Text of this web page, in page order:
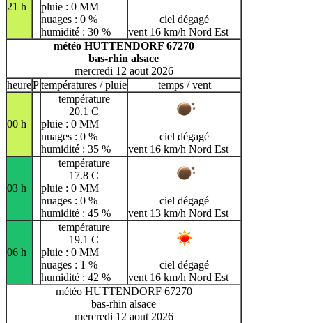
21 h
pluie : 0 MM
nuages : 0 %
humidité : 30 %
ciel dégagé
vent 16 km/h Nord Est
météo HUTTENDORF 67270
bas-rhin alsace
mercredi 12 aout 2026
heurePtempératures / pluie temps / vent
00 h
température
20.1 C
pluie : 0 MM
nuages : 0 %
humidité : 35 %
ciel dégagé
vent 16 km/h Nord Est
03 h
température
17.8 C
pluie : 0 MM
nuages : 0 %
humidité : 45 %
ciel dégagé
vent 13 km/h Nord Est
06 h
température
19.1 C
pluie : 0 MM
nuages : 1 %
humidité : 42 %
ciel dégagé
vent 16 km/h Nord Est
météo HUTTENDORF 67270
bas-rhin alsace
mercredi 12 aout 2026